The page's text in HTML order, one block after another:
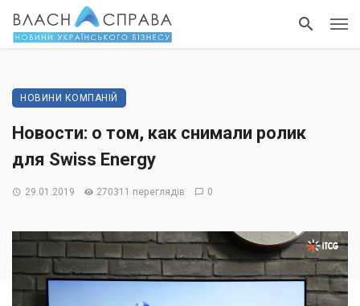
НОВИНИ КОМПАНІЙ
Новости: о том, как снимали ролик
для Swiss Energy
29.01.2019 270311 переглядів 0